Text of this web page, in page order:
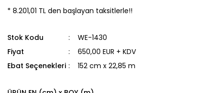
* 8.201,01 TL den başlayan taksitlerle!!
Stok Kodu
WE-1430
Fiyat
650,00 EUR + KDV
Ebat Seçenekleri
152 cm x 22,85 m